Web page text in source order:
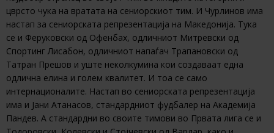
цврсто чука на вратата на сениорскиот тим. И Чурлинов има
настап за сениорската репрезентација на Македонија. Тука
се и Феруковски од Офенбах, одличниот Митревски од
Спортинг Лисабон, одличниот напаѓач Трапановски од
Татран Прешов и уште неколкумина кои создаваат една
одлична елина и голем квалитет. И тоа се само
интернационалите. Настап во сениорската репрезентација
има и Јани Атанасов, стандардниот фудбалер на Академија
Пандев. А стандардни во своите тимови во Првата лига се и